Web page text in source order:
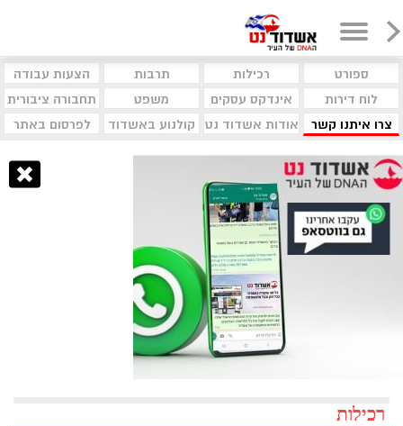
ספורט רכילות תרבות
הצעות עבודה
לוח דירות
אינדקס עסקים משפט
תחבורה ציבורית
צרו איתנו קשר
אודות אשדוד נט קולנוע באשדוד לפרסום באתר
רכילות